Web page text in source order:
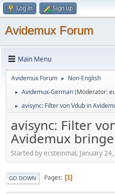
Log in Sign up
Avidemux Forum
Main Menu
Avidemux Forum ► Non-English
► Avidemux-German(Moderator:
► avisync: Filter von Vdub in
avisync: Filter
Avidemux
Started by ersteinmal, January
GO DOWN Pages 1